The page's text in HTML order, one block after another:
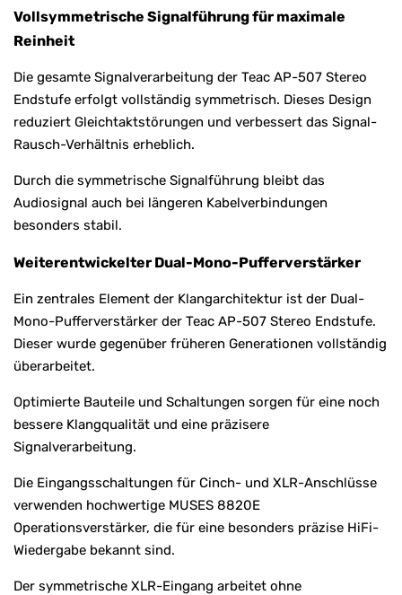
Vollsymmetrische Signalführung für maximale
Reinheit
Die gesamte Signalverarbeitung der Teac AP-507 Stereo
Endstufe erfolgt vollständig symmetrisch. Dieses Design
reduziert Gleichtaktstörungen und verbessert das Signal-
Rausch-Verhältnis erheblich.
Durch die symmetrische Signalführung bleibt das
Audiosignal auch bei längeren Kabelverbindungen
besonders stabil.
Weiterentwickelter Dual-Mono-Pufferverstärker
Ein zentrales Element der Klangarchitektur ist der Dual-
Mono-Pufferverstärker der Teac AP-507 Stereo Endstufe.
Dieser wurde gegenüber früheren Generationen vollständig
überarbeitet.
Optimierte Bauteile und Schaltungen sorgen für eine noch
bessere Klangqualität und eine präzisere
Signalverarbeitung.
Die Eingangsschaltungen für Cinch- und XLR-Anschlüsse
verwenden hochwertige MUSES 8820E
Operationsverstärker, die für eine besonders präzise HiFi-
Wiedergabe bekannt sind.
Der symmetrische XLR-Eingang arbeitet ohne